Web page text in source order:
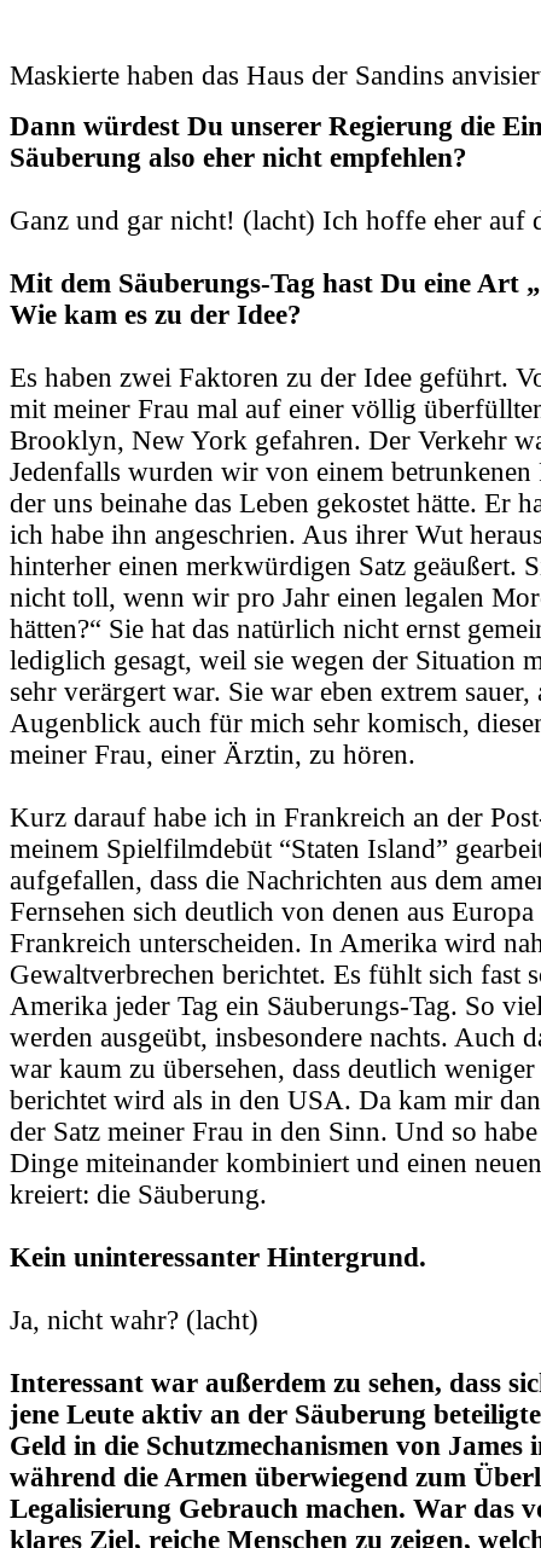
Maskierte haben das Haus der Sandins
Dann würdest Du unserer Regierung die
Säuberung also eher nicht empfehlen?
Ganz und gar nicht! (lacht) Ich hoffe eher auf
Mit dem Säuberungs-Tag hast Du eine Art
Wie kam es zu der Idee?
Es haben zwei Faktoren zu der Idee geführt.
mit meiner Frau mal auf einer völlig
Brooklyn, New York gefahren. Der Verkehr
Jedenfalls wurden wir von einem betrunkenen
der uns beinahe das Leben gekostet hätte. Er
ich habe ihn angeschrien. Aus ihrer Wut
hinterher einen merkwürdigen Satz geäußert.
nicht toll, wenn wir pro Jahr einen legalen
hätten?“ Sie hat das natürlich nicht ernst
lediglich gesagt, weil sie wegen der Situation
sehr verärgert war. Sie war eben extrem
Augenblick auch für mich sehr komisch,
meiner Frau, einer Ärztin, zu hören.
Kurz darauf habe ich in Frankreich an der
meinem Spielfilmdebüt “Staten Island”
aufgefallen, dass die Nachrichten aus dem
Fernsehen sich deutlich von denen aus
Frankreich unterscheiden. In Amerika wird
Gewaltverbrechen berichtet. Es fühlt sich fast
Amerika jeder Tag ein Säuberungs-Tag. So
werden ausgeübt, insbesondere nachts. Auch
war kaum zu übersehen, dass deutlich
berichtet wird als in den USA. Da kam mir
der Satz meiner Frau in den Sinn. Und so
Dinge miteinander kombiniert und einen
kreiert: die Säuberung.
Kein uninteressanter Hintergrund.
Ja, nicht wahr? (lacht)
Interessant war außerdem zu sehen, dass
jene Leute aktiv an der Säuberung
Geld in die Schutzmechanismen von James
während die Armen überwiegend zum
Legalisierung Gebrauch machen. War das
klares Ziel, reiche Menschen zu zeigen,